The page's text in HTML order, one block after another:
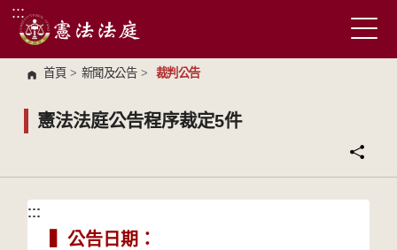
跳到主要內容區塊
:::
首頁 > 新聞及公告 > 裁判公告
憲法法庭公告程序裁定5件
:::
:::
▍公告日期：